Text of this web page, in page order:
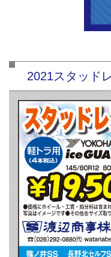
2021スタッド